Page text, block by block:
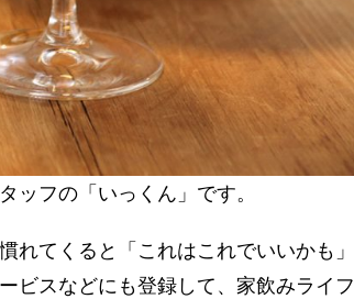
ッフの「いっくん」です。
てくると「これはこれでいいかも」
ビスなどにも登録して、家飲みライフ